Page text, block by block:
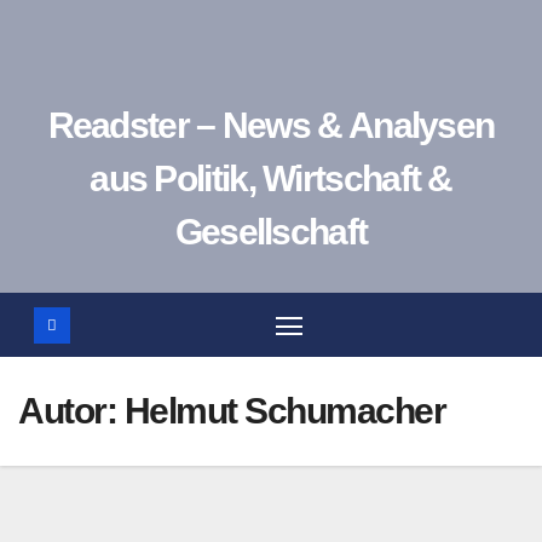
Readster – News & Analysen
aus Politik, Wirtschaft &
Gesellschaft
Autor: Helmut Schumacher